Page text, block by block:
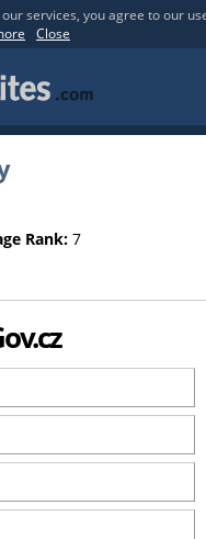
services, you agree to our
Close
Rank: 7